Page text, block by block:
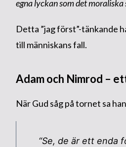
egna lyckan som det moraliska
Detta ”jag först”-tänkande
till människans fall.
Adam och Nimrod –
När Gud såg på tornet sa
“Se, de är ett enda